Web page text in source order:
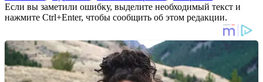
Если вы заметили ошибку, выделите необходимый текст и
нажмите Ctrl+Enter, чтобы сообщить об этом редакции.